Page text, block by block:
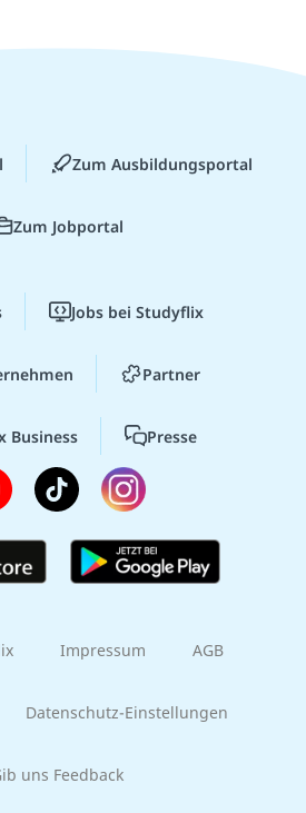
Zum Ausbildungsportal
Zum Jobportal
Jobs bei Studyflix
Partner
Business Presse
Impressum AGB
Datenschutz-Einstellungen
uns Feedback